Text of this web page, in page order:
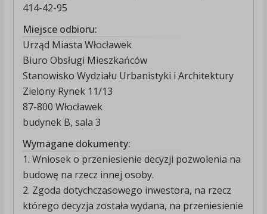
414-42-95
Miejsce odbioru:
Urząd Miasta Włocławek
Biuro Obsługi Mieszkańców
Stanowisko Wydziału Urbanistyki i Architektury
Zielony Rynek 11/13
87-800 Włocławek
budynek B, sala 3
Wymagane dokumenty:
1. Wniosek o przeniesienie decyzji pozwolenia na
budowę na rzecz innej osoby.
2. Zgoda dotychczasowego inwestora, na rzecz
którego decyzja została wydana, na przeniesienie